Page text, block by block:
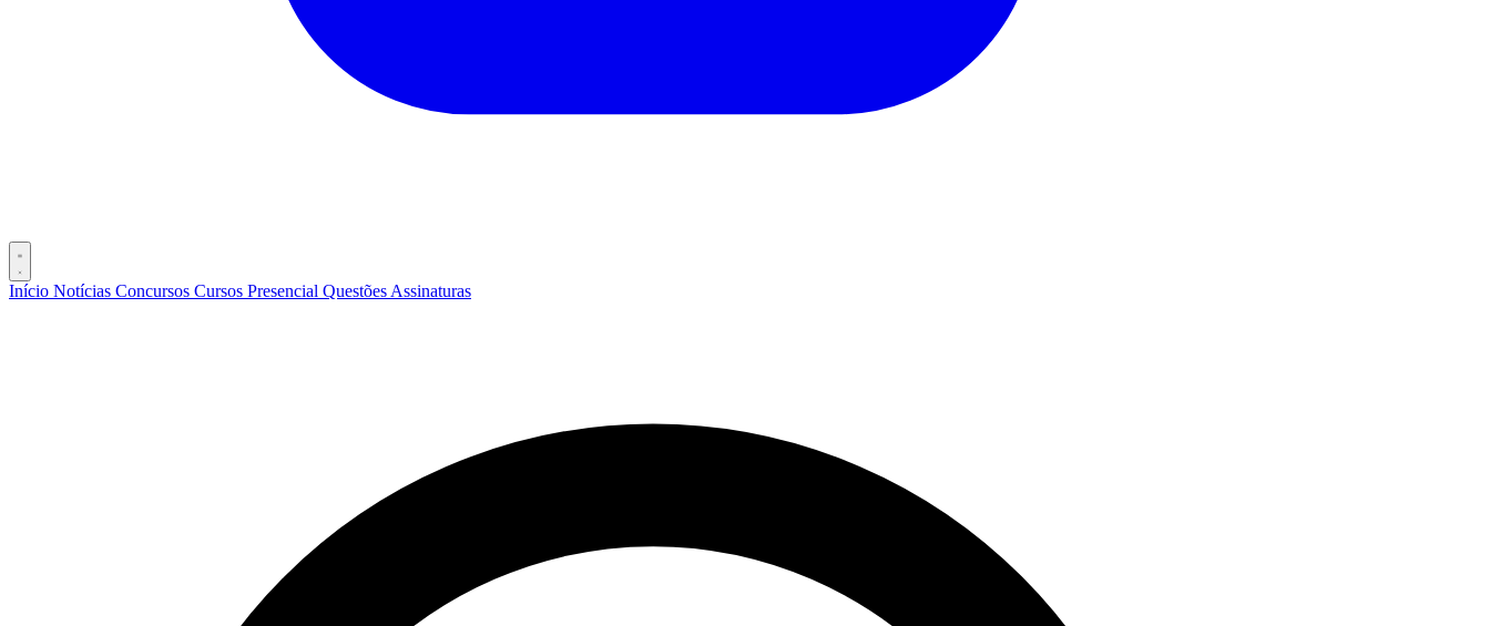
Início Notícias Concursos Cursos Presencial Questões Assinaturas